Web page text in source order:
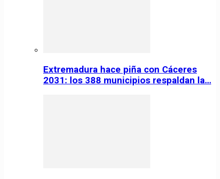
Extremadura hace piña con Cáceres
2031: los 388 municipios respaldan la…